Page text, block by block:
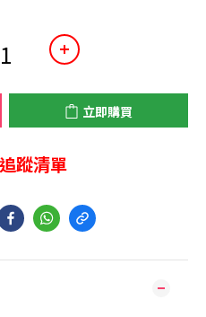
立即購買
蹤清單